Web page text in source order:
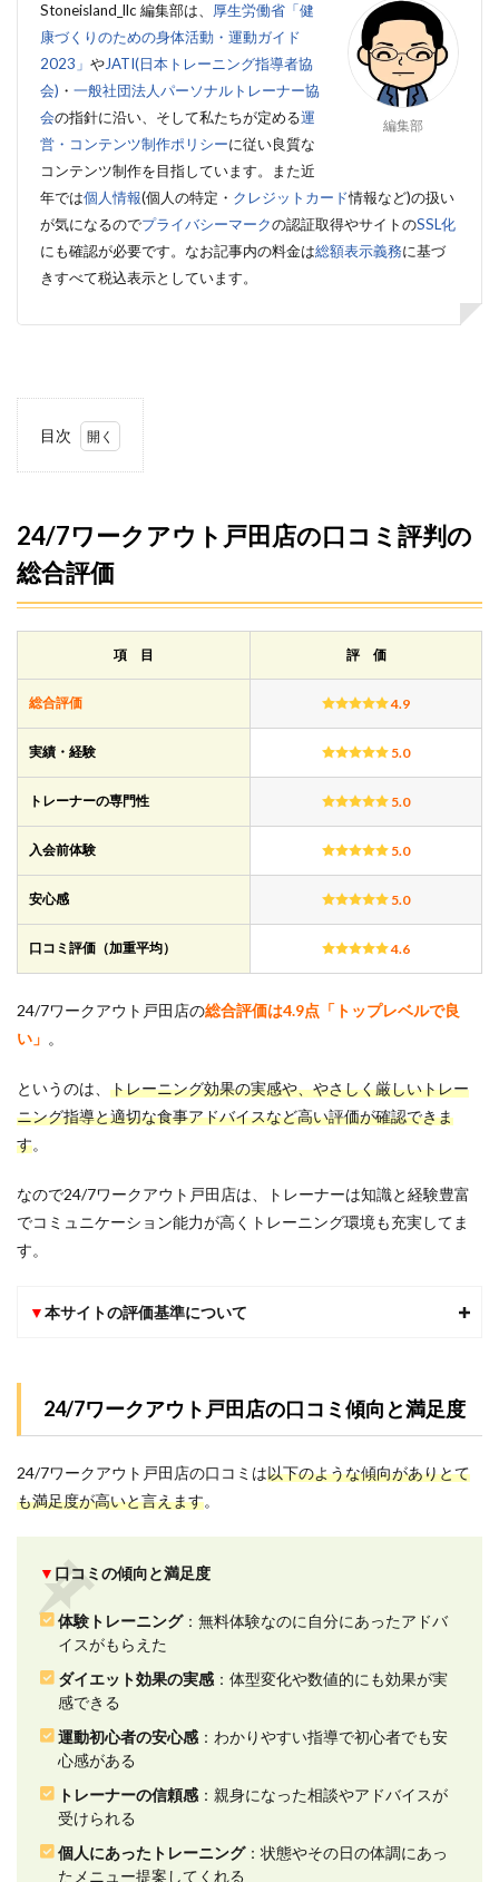
編集部
Stoneisland_llc 編集部は、 厚生労働省「健
康づくりのための身体活動・運動ガイド
2023」 やJATI(日本トレーニング指導者協
会) ・ 一般社団法人パーソナルトレーナー協
会の指針に沿い、そして私たちが定める運
営・コンテンツ制作ポリシーに従い良質な
コンテンツ制作を目指しています。また近
年では個人情報(個人の特定・ クレジットカード情報など)の扱い
が気になるのでプライバシーマークの認証取得やサイトのSSL化
にも確認が必要です。 なお記事内の料金は総額表示義務に基づ
きすべて税込表示としています。
目次
クア
ウト
戸田
店の
口コ
24/7
ウト
戸田
店の
向と
満足
度
2
24/7
ワー
クア
戸田
店の
全般
る口
コミ
エッ
に関
する
口コ
判
2.運動
初心
者の
安心
感に
関す
コミ
評判
2.3
3.トレ
ーの
信頼
関す
る口
24/7ワークアウト戸田店の口コミ評判の
総合評価
項 目 評 価
総合評価 4.9
実績・経験 5.0
トレーナーの専門性 5.0
入会前体験 5.0
安心感 5.0
口コミ評価（加重平均） 4.6
24/7ワークアウト戸田店の総合評価は4.9点「トップレベルで良
い」 。
というのは、 トレーニング効果の実感や、やさしく厳しいトレー
ニング指導と適切な食事アドバイスなど高い評価が確認できま
す。
なので24/7ワークアウト戸田店は、トレーナーは知識と経験豊富
でコミュニケーション能力が高くトレーニング環境も充実してま
す。
▼本サイトの評価基準について
24/7ワークアウト戸田店の口コミ傾向と満足度
24/7ワークアウト戸田店の口コミは以下のような傾向がありとて
も満足度が高いと言えます。
▼ 口コミの傾向と満足度
体験トレーニング：無料体験なのに自分にあったアドバ
イスがもらえた
ダイエット効果の実感 ：体型変化や数値的にも効果が実
感できる
運動初心者の安心感 ：わかりやすい指導で初心者でも安
心感がある
トレーナーの信頼感 ：親身になった相談やアドバイスが
受けられる
個人にあったトレーニング：状態やその日の体調にあっ
たメニュー提案してくれる